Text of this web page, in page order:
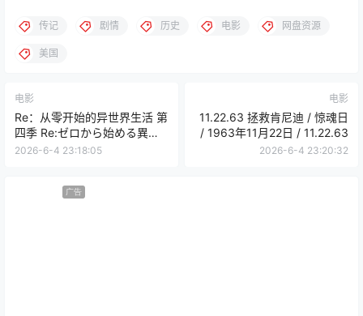
传记 剧情 历史 电影 网盘资源
美国
电影
Re：从零开始的异世界生活 第
四季 Re:ゼロから始める異世
界生活 4th Season 喪失編 /
から始める異世界生活 4th
2026-6-4 23:18:05
电影
11.22.63 拯救肯尼迪 / 惊魂日
/ 1963年11月22日 / 11.22.63
2026-6-4 23:20:32
广告